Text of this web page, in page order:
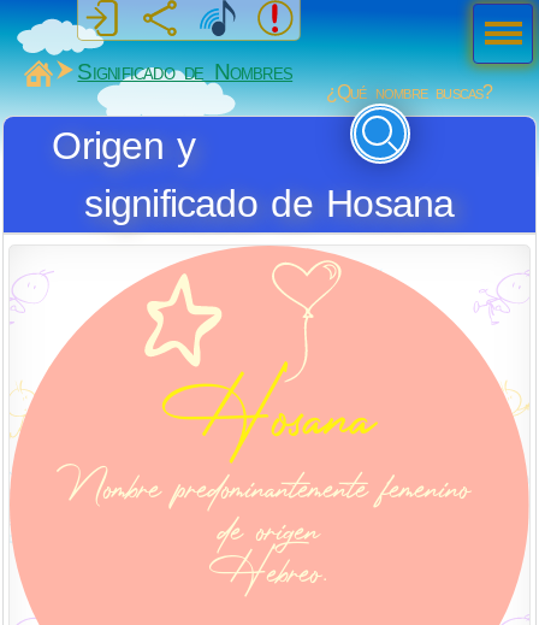
MiSabueso
Significado de Nombres
¿Qué nombre buscas?
Origen y
significado de Hosana
Men
ú